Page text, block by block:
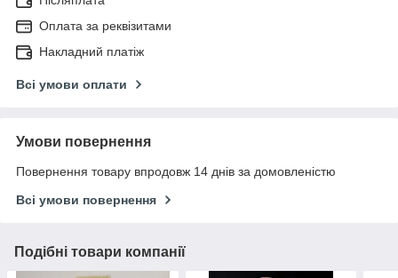
Оплата за реквізитами
Накладний платіж
Всі умови оплати
Умови повернення
Повернення товару впродовж 14 днів за домовленістю
Всі умови повернення
Подібні товари компанії